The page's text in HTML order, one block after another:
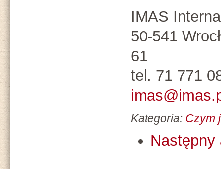
IMAS
50-541
61
tel. 71 771
Kategoria: Czym
Następny